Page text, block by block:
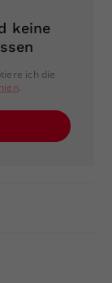
keine
ich die
.